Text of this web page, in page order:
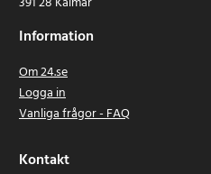
Information
Om 24.se
Logga in
Vanliga frågor - FAQ
Kontakt